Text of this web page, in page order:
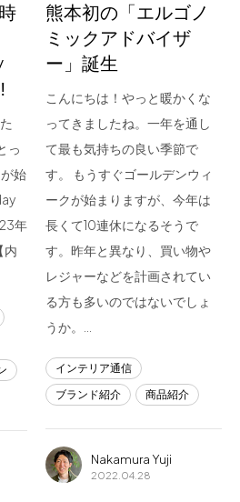
っ
始
年
内
熊本初の「エルゴノ
ミックアドバイザ
ー」誕生
こんにちは！やっと暖かくな
ってきましたね。一年を通し
て最も気持ちの良い季節で
す。 もうすぐゴールデンウィ
ークが始まりますが、今年は
長くて10連休になるそうで
す。昨年と異なり、買い物や
レジャーなどを計画されてい
る方も多いのではないでしょ
うか。…
インテリア通信
ブランド紹介
商品紹介
Nakamura Yuji
2022.04.28